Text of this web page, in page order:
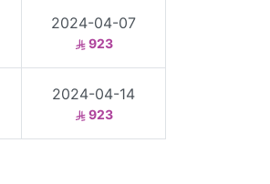
2024-04-07
923
2024-04-14
923